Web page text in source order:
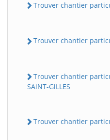
Trouver chantier
Trouver chantier
Trouver chantier
SAiNT-GiLLES
Trouver chantier